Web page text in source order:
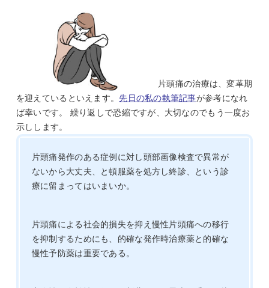
片頭痛の治療は、変革期
を迎えているといえます。先日の私の執筆記事が参考になれ
ば幸いです。 繰り返しで恐縮ですが、大切なのでもう一度お
示しします。
片頭痛発作のある症例に対し頭部画像検査で異常が
ないから大丈夫、と頓服薬を処方し終診、という診
療に留まってはいまいか。
片頭痛による社会的損失を抑え慢性片頭痛への移行
を抑制するためにも、的確な発作時治療薬と的確な
慢性予防薬は重要である。